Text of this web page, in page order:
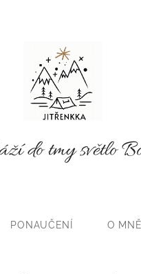
do tmy světlo
PONAUČENÍ O MNĚ